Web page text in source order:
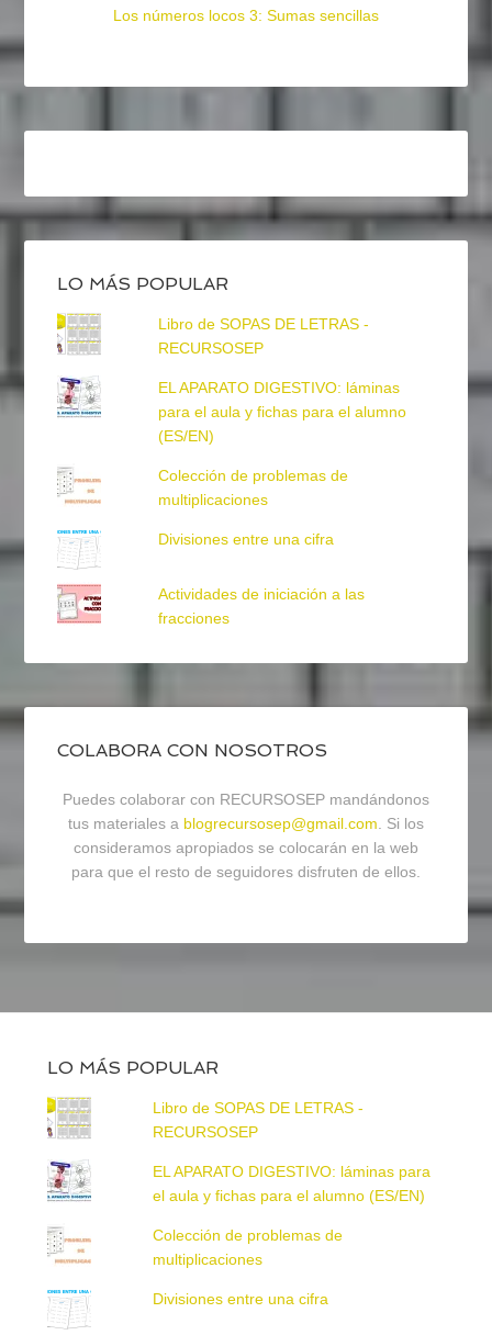
Los números locos 3: Sumas sencillas
LO MÁS POPULAR
Libro de SOPAS DE LETRAS -
RECURSOSEP
EL APARATO DIGESTIVO: láminas
para el aula y fichas para el alumno
(ES/EN)
Colección de problemas de
multiplicaciones
Divisiones entre una cifra
Actividades de iniciación a las
fracciones
COLABORA CON NOSOTROS
Puedes colaborar con RECURSOSEP mandándonos
tus materiales a blogrecursosep@gmail.com. Si los
consideramos apropiados se colocarán en la web
para que el resto de seguidores disfruten de ellos.
LO MÁS POPULAR
Libro de SOPAS DE LETRAS -
RECURSOSEP
EL APARATO DIGESTIVO: láminas para
el aula y fichas para el alumno (ES/EN)
Colección de problemas de
multiplicaciones
Divisiones entre una cifra